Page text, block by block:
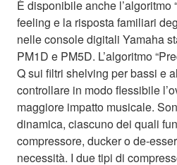
È disponibile anche l’algoritmo
feeling e la risposta familiari
nelle console digitali Yamaha
PM1D e PM5D. L’algoritmo
Q sui filtri shelving per bassi e
controllare in modo flessibile
maggiore impatto musicale.
dinamica, ciascuno dei quali
compressore, ducker o de-
necessità. I due tipi di